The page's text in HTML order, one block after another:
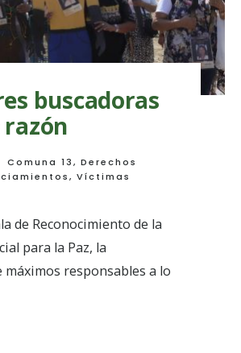
buscadoras
Comuna 13, Derechos
, Víctimas
de Reconocimiento de la
para la Paz, la
responsables a lo